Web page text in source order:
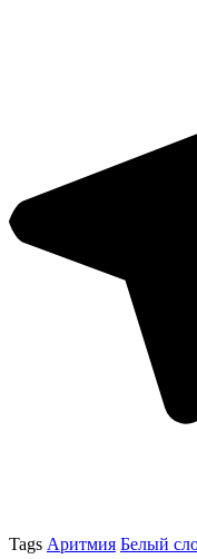
Tags Аритмия Белый